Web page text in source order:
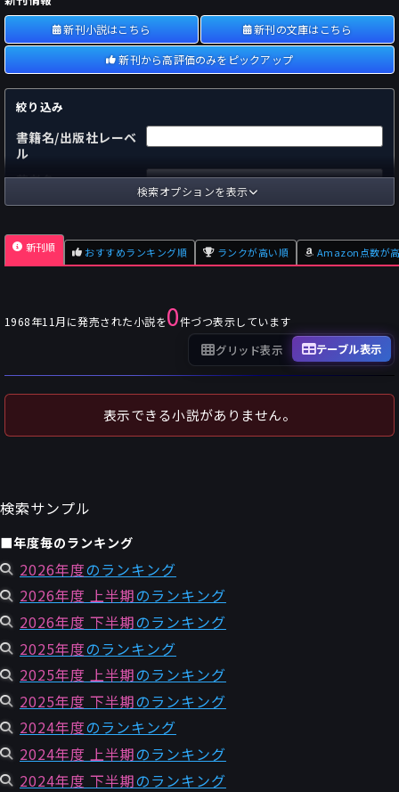
新刊小説はこちら
新刊の文庫はこちら
新刊から高評価のみをピックアップ
絞り込み
書籍名/出版社レーベ
ル
著者名
国内
海外
出版社
フォーマット
単行本
～
Pt
～
Pt
Amazon点数
～
Pt
～
件
年代と月の範囲
～
細かく検索
検索オプションを表示
新刊順 おすすめランキング順 ランクが高い順 Amazon点数が
1968年11月に発売された小説を0件づつ表示しています
グリッド表示 テーブル表示
表示できる小説がありません。
検索サンプル
■年度毎のランキング
2026年度のランキング
2026年度 上半期のランキング
2026年度 下半期のランキング
2025年度のランキング
2025年度 上半期のランキング
2025年度 下半期のランキング
2024年度のランキング
2024年度 上半期のランキング
2024年度 下半期のランキング